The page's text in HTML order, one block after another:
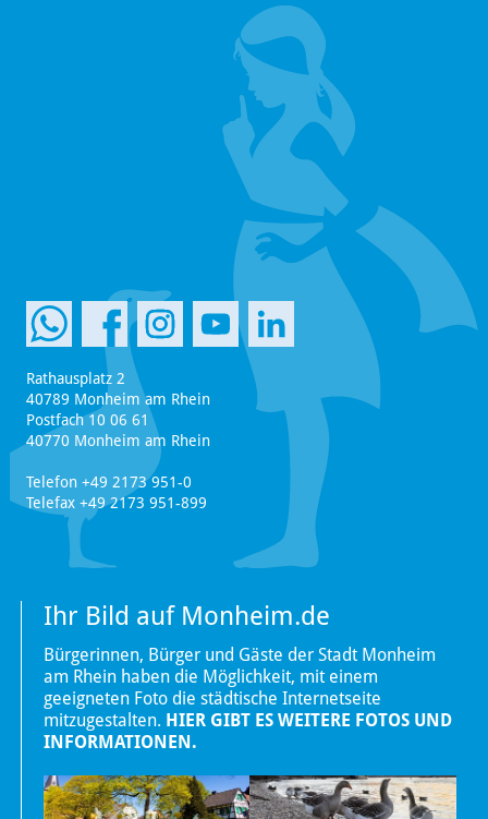
Rathausplatz 2
40789 Monheim am Rhein
Postfach 10 06 61
40770 Monheim am Rhein
Telefon +49 2173 951-0
Telefax +49 2173 951-899
Ihr Bild auf Monheim.de
Bürgerinnen, Bürger und Gäste der Stadt Monheim
am Rhein haben die Möglichkeit, mit einem
geeigneten Foto die städtische Internetseite
mitzugestalten. HIER GIBT ES WEITERE FOTOS UND
INFORMATIONEN.